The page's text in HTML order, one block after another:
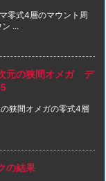
零式4層のマウント周
...
元の狭間オメガ デ
狭間オメガの零式4層
の結果